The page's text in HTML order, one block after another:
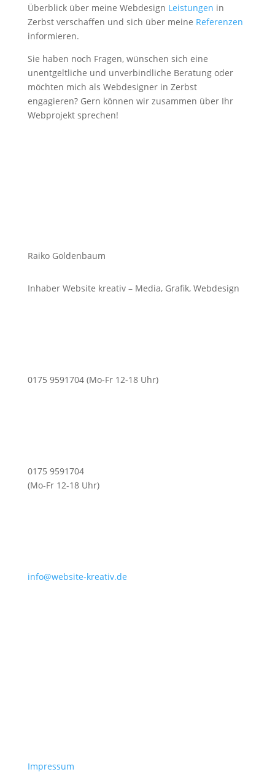
Überblick über meine Webdesign Leistungen in
Zerbst verschaffen und sich über meine Referenzen
informieren.
Sie haben noch Fragen, wünschen sich eine
unentgeltliche und unverbindliche Beratung oder
möchten mich als Webdesigner in Zerbst
engagieren? Gern können wir zusammen über Ihr
Webprojekt sprechen!
Raiko Goldenbaum
Inhaber Website kreativ – Media, Grafik, Webdesign
0175 9591704 (Mo-Fr 12-18 Uhr)
0175 9591704
(Mo-Fr 12-18 Uhr)
info@website-kreativ.de
Impressum